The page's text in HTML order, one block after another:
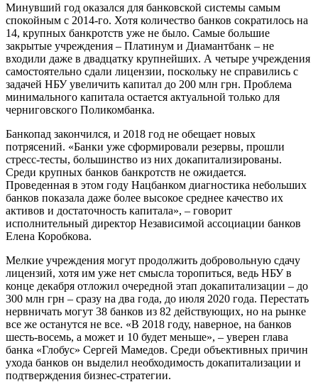
Минувший год оказался для банковской системы самым
спокойным с 2014-го. Хотя количество банков сократилось на
14, крупных банкротств уже не было. Самые большие
закрытые учреждения – Платинум и Диамантбанк – не
входили даже в двадцатку крупнейших. А четыре учреждения
самостоятельно сдали лицензии, поскольку не справились с
задачей НБУ увеличить капитал до 200 млн грн. Проблема
минимального капитала остается актуальной только для
черниговского Поликомбанка.
Банкопад закончился, и 2018 год не обещает новых
потрясений. «Банки уже сформировали резервы, прошли
стресс-тесты, большинство из них докапитализированы.
Среди крупных банков банкротств не ожидается.
Проведенная в этом году Нацбанком диагностика небольших
банков показала даже более высокое среднее качество их
активов и достаточность капитала», – говорит
исполнительный директор Независимой ассоциации банков
Елена Коробкова.
Мелкие учреждения могут продолжить добровольную сдачу
лицензий, хотя им уже нет смысла торопиться, ведь НБУ в
конце декабря отложил очередной этап докапитализации – до
300 млн грн – сразу на два года, до июля 2020 года. Перестать
нервничать могут 38 банков из 82 действующих, но на рынке
все же останутся не все. «В 2018 году, наверное, на банков
шесть-восемь, а может и 10 будет меньше», – уверен глава
банка «Глобус» Сергей Мамедов. Среди объективных причин
ухода банков он выделил необходимость докапитализации и
подтверждения бизнес-стратегии.